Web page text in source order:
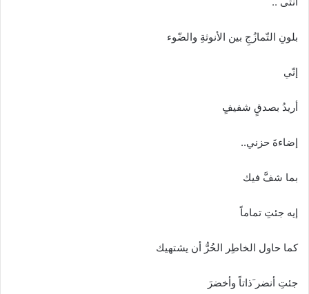
بلونِ التّمازُجِ بين الأنوثةِ والضّوء
إنّي
أريدُ بصدقٍ شفيفٍ
إضاءةَ حزني..
بما شفَّ فيك
إيه جئتِ تماماً
كما حاول الخاطِر الحُرُّ أن يشتهيك
جئتِ أنضر َذاتاً وأخضرَ